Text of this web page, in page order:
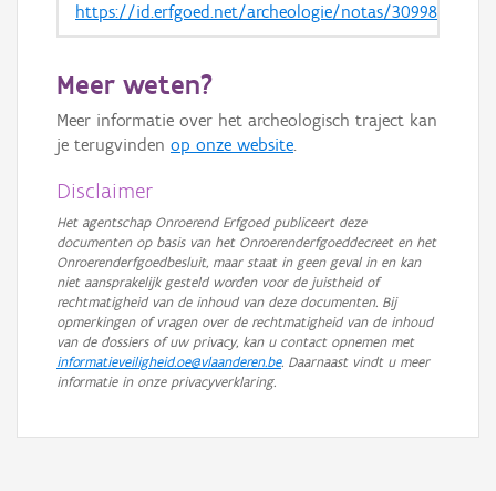
https://id.erfgoed.net/archeologie/notas/30998
Meer weten?
Meer informatie over het archeologisch traject kan
je terugvinden op onze website.
Disclaimer
Het agentschap Onroerend Erfgoed publiceert deze
documenten op basis van het Onroerenderfgoeddecreet en het
Onroerenderfgoedbesluit, maar staat in geen geval in en kan
niet aansprakelijk gesteld worden voor de juistheid of
rechtmatigheid van de inhoud van deze documenten. Bij
opmerkingen of vragen over de rechtmatigheid van de inhoud
van de dossiers of uw privacy, kan u contact opnemen met
informatieveiligheid.oe@vlaanderen.be. Daarnaast vindt u meer
informatie in onze privacyverklaring.